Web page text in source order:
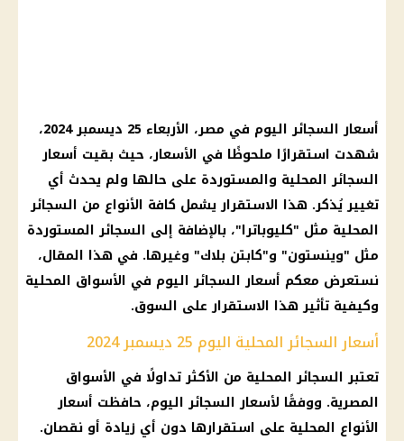
أسعار السجائر اليوم في مصر، الأربعاء 25 ديسمبر 2024
،
شهدت استقرارًا ملحوظًا في الأسعار، حيث بقيت أسعار
السجائرالمحلية والمستوردة على حالها ولم يحدث أي
تغيير يُذكر. هذا الاستقرار يشمل كافة الأنواع من السجائر
المحلية مثل "كليوباترا"، بالإضافة إلى السجائرالمستوردة
مثل "وينستون" و"كابتن بلاك" وغيرها. في هذا المقال،
نستعرض معكم أسعار السجائر اليوم في الأسواق المحلية
وكيفية تأثير هذا الاستقرار على السوق.
أسعار السجائر المحلية اليوم 25 ديسمبر 2024
تعتبرالسجائرالمحلية من الأكثر تداولًا في الأسواق
المصرية. ووفقًا لأسعارالسجائراليوم، حافظت أسعار
الأنواع المحلية على استقرارها دون أي زيادة أو نقصان.